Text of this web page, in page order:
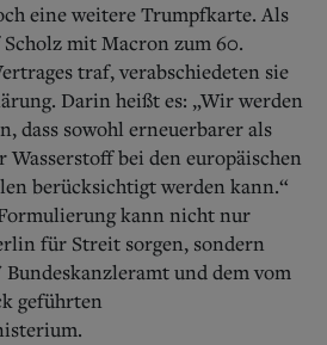
eine weitere Trumpfkarte. Als
mit Macron zum 60.
traf, verabschiedeten sie
Darin heißt es: „Wir werden
dass sowohl erneuerbarer als
bei den europäischen
berücksichtigt werden kann.“
kann nicht nur
für Streit sorgen, sondern
Bundeskanzleramt und dem vom
geführten